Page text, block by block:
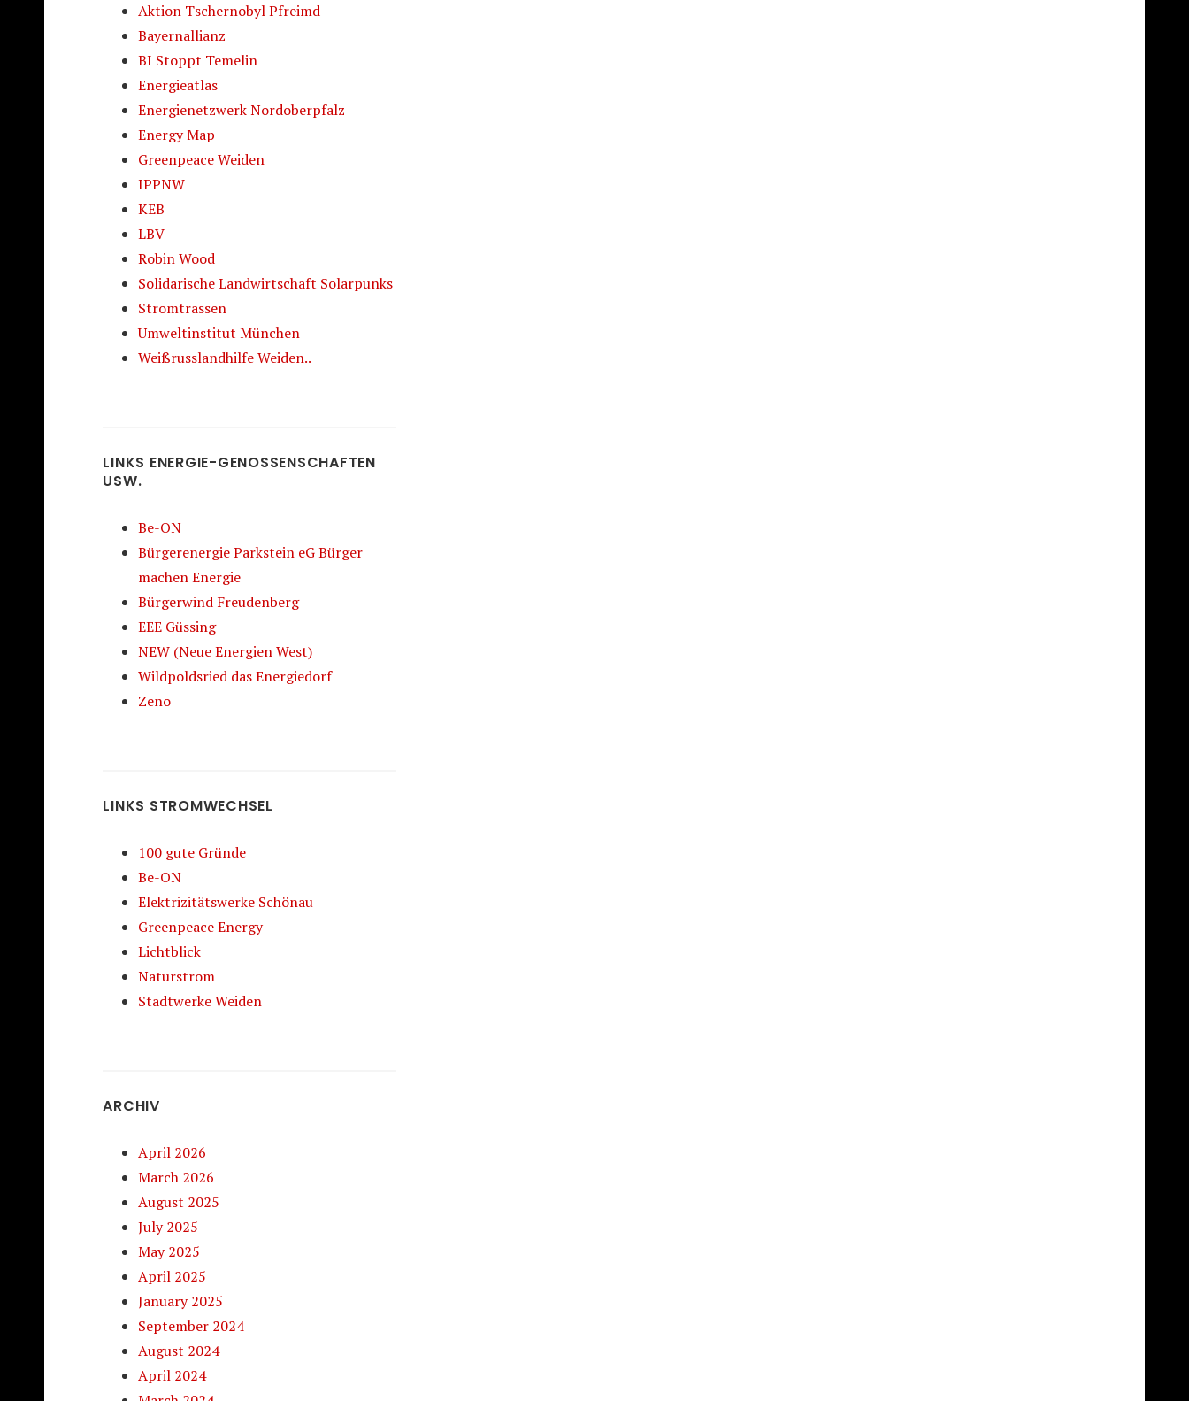
Aktion Tschernobyl Pfreimd
Bayernallianz
BI Stoppt Temelin
Energieatlas
Energienetzwerk Nordoberpfalz
Energy Map
Greenpeace Weiden
IPPNW
KEB
LBV
Robin Wood
Solidarische Landwirtschaft Solarpunks
Stromtrassen
Umweltinstitut München
Weißrusslandhilfe Weiden..
LINKS ENERGIE-GENOSSENSCHAFTEN
USW.
Be-ON
Bürgerenergie Parkstein eG Bürger
machen Energie
Bürgerwind Freudenberg
EEE Güssing
NEW (Neue Energien West)
Wildpoldsried das Energiedorf
Zeno
LINKS STROMWECHSEL
100 gute Gründe
Be-ON
Elektrizitätswerke Schönau
Greenpeace Energy
Lichtblick
Naturstrom
Stadtwerke Weiden
ARCHIV
April 2026
March 2026
August 2025
July 2025
May 2025
April 2025
January 2025
September 2024
August 2024
April 2024